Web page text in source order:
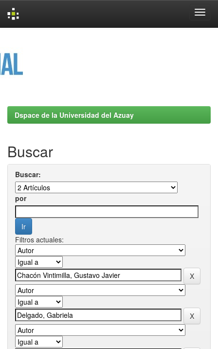
Dspace de la Universidad del Azuay
Buscar
Buscar:
por
Filtros actuales: